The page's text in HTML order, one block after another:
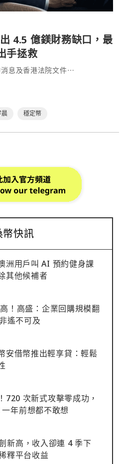
4.5 億鎂財務缺口，最
手拯救
息及香港法院文件⋯
晨 穩定幣
幣快訊
洲用戶叫 AI 預約健身課
其他候補者
！高盛：企業回購規模翻
遙不可及
安借幣推出輕享貸：輕鬆
720 次新式攻擊零成功，
年前想都不敢想
新高，收入卻連 4 季下
釋平台收益